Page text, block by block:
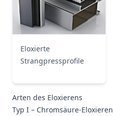
Eloxierte
Strangpressprofile
Arten des Eloxierens
Typ I – Chromsäure-Eloxieren